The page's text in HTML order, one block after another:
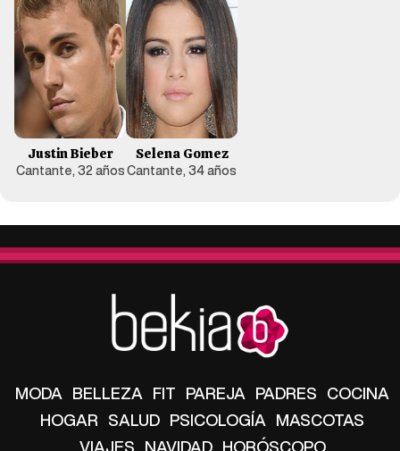
Justin Bieber
Cantante, 32 años
Selena Gomez
Cantante, 34 años
MODA BELLEZA FIT PAREJA PADRES COCINA
HOGAR SALUD PSICOLOGÍA MASCOTAS
VIAJES NAVIDAD HORÓSCOPO